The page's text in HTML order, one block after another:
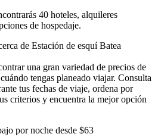
40 hoteles, alquileres
de hospedaje.
de Estación de esquí Batea
una gran variedad de precios de
tengas planeado viajar. Consulta
tus fechas de viaje, ordena por
criterios y encuentra la mejor opción
por noche desde $63